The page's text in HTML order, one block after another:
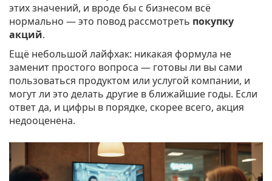
этих значений, и вроде бы с бизнесом всё
нормально — это повод рассмотреть покупку
акций.
Ещё небольшой лайфхак: никакая формула не
заменит простого вопроса — готовы ли вы сами
пользоваться продуктом или услугой компании, и
могут ли это делать другие в ближайшие годы. Если
ответ да, и цифры в порядке, скорее всего, акция
недооценена.